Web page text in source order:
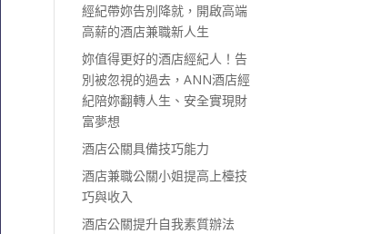
經紀帶妳告別降就，開啟高端
高薪的酒店兼職新人生
妳值得更好的酒店經紀人！告
別被忽視的過去，ANN酒店經
紀陪妳翻轉人生、安全實現財
富夢想
酒店公關具備技巧能力
酒店兼職公關小姐提高上檯技
巧與收入
酒店公關提升自我素質辦法